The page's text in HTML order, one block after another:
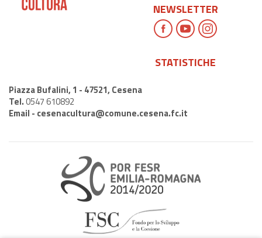
NEWSLETTER
STATISTICHE
Piazza Bufalini, 1 - 47521, Cesena
Tel.0547 610892
Email - cesenacultura@comune.cesena.fc.it